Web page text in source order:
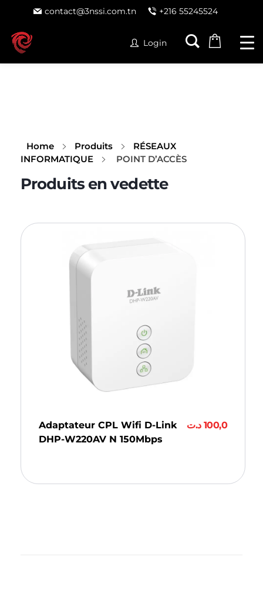
contact@3nssi.com.tn +216 55245524
Login
Home Produits
RÉSEAUX
INFORMATIQUE
POINT D’ACCÈS
Adaptateur CPL Wifi D-Link
DHP-W220AV N 150Mbps
100,0 د.ت